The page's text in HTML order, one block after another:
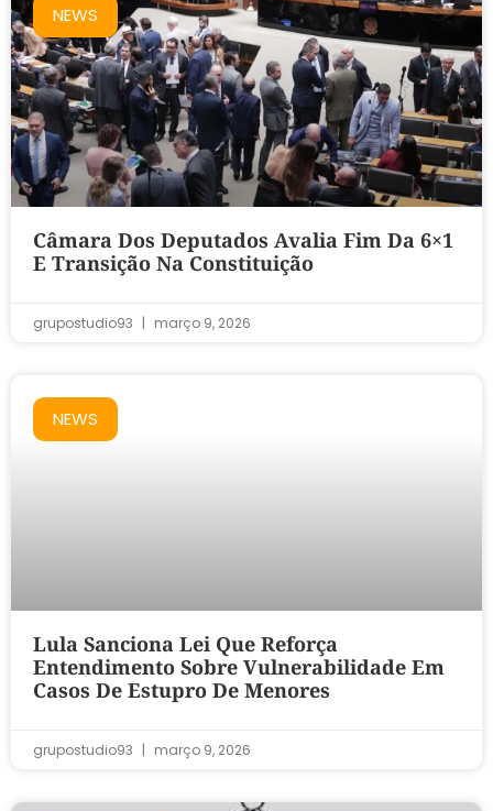
NEWS
Câmara Dos Deputados Avalia Fim Da 6×1
E Transição Na Constituição
grupostudio93 março 9, 2026
NEWS
Lula Sanciona Lei Que Reforça
Entendimento Sobre Vulnerabilidade Em
Casos De Estupro De Menores
grupostudio93 março 9, 2026